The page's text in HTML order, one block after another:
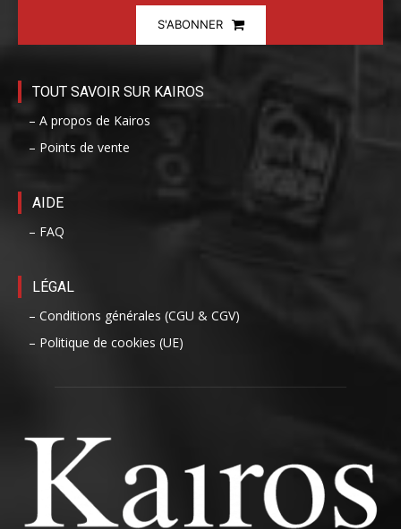
S'ABONNER
TOUT SAVOIR SUR KAIROS
– A propos de Kairos
– Points de vente
AIDE
– FAQ
LÉGAL
– Conditions générales (CGU & CGV)
– Politique de cookies (UE)